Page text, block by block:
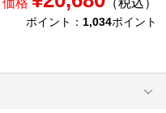
ポイント： 1,034ポイント